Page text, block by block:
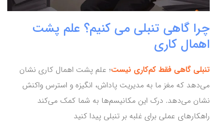
چرا گاهی تنبلی می کنیم؟ علم پشت
اهمال کاری
تنبلی گاهی فقط کم‌کاری نیست؛ علم پشت اهمال کاری نشان
می‌دهد که مغز ما به مدیریت پاداش، انگیزه و استرس واکنش
نشان می‌دهد. درک این مکانیسم‌ها به شما کمک می‌کند
راهکارهای عملی برای غلبه بر تنبلی پیدا کنید